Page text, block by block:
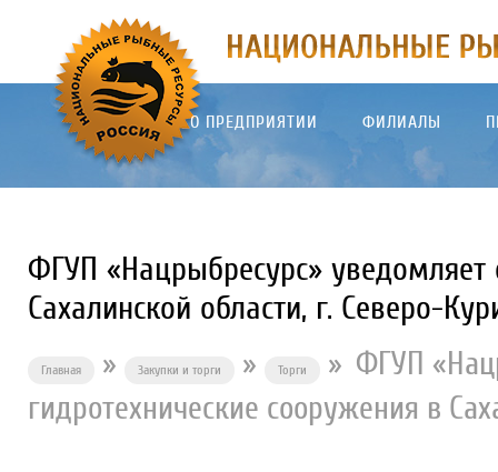
О ПРЕДПРИЯТИИ ФИЛИАЛЫ
ФГУП «Нацрыбресурс» уведомляет
Сахалинской области, г. Северо-
Главная » Закупки и торги » Торги » ФГУП
гидротехнические сооружения в